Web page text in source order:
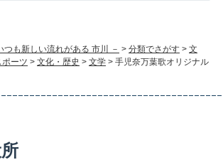
も新しい流れがある 市川 － > 分類でさがす > 文
ーツ > 文化・歴史 > 文学 > 手児奈万葉歌オリジナル